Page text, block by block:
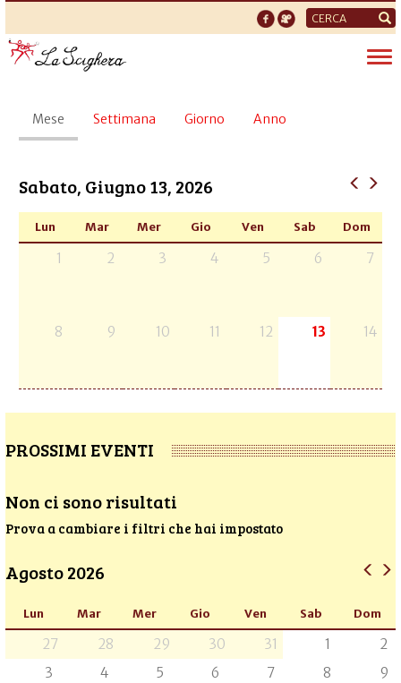
Form
di
ricerca
Schede
primarie
Mese (scheda
attiva)
Settimana Giorno Anno
Sabato, Giugno 13, 2026
Lun Mar Mer Gio Ven Sab Dom
1 2 3 4 5 6 7
8 9 10 11 12 13 14
PROSSIMI EVENTI
Non ci sono risultati
Prova a cambiare i filtri che hai impostato
Agosto 2026
Lun Mar Mer Gio Ven Sab Dom
27 28 29 30 31 1
2
3
4 5 6 7 8
9